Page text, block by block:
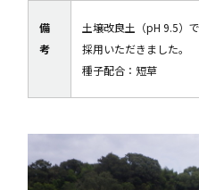
備
考
土壌改良土（pH 9.5）
採用いただきました。
種子配合：短草